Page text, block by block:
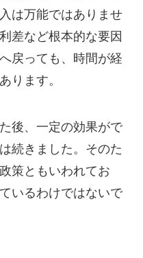
は万能ではありませ
差など根本的な要因
戻っても、時間が経
ります。
後、一定の効果がで
続きました。そのた
策ともいわれてお
いるわけではないで